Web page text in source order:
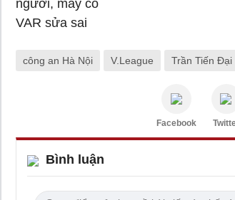
công an Hà Nội V.League Trần Tiến Đại
Facebook
Bình luận